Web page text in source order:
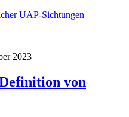
UAP-Sichtungen
2023
von